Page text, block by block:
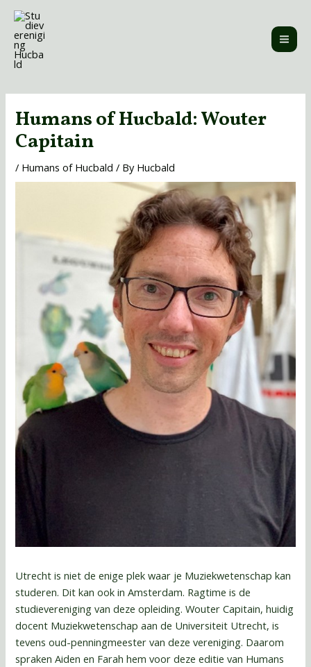
Skip
content
Humans of Hucbald: Wouter
Capitain
/ Humans of Hucbald / By Hucbald
Utrecht is niet de enige plek waar je Muziekwetenschap kan
studeren. Dit kan ook in Amsterdam. Ragtime is de
studievereniging van deze opleiding. Wouter Capitain, huidig
docent Muziekwetenschap aan de Universiteit Utrecht, is
tevens oud-penningmeester van deze vereniging. Daarom
spraken Aiden en Farah hem voor deze editie van Humans